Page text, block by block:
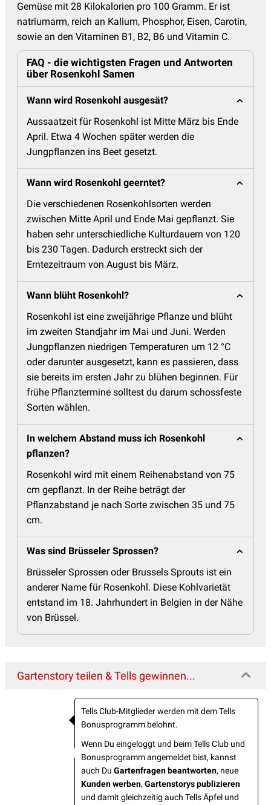
Gemüse mit 28 Kilokalorien pro 100 Gramm. Er ist
natriumarm, reich an Kalium, Phosphor, Eisen, Carotin,
sowie an den Vitaminen B1, B2, B6 und Vitamin C.
FAQ - die wichtigsten Fragen und Antworten
über Rosenkohl Samen
Wann wird Rosenkohl ausgesät?
Aussaatzeit für Rosenkohl ist Mitte März bis Ende
April. Etwa 4 Wochen später werden die
Jungpflanzen ins Beet gesetzt.
Wann wird Rosenkohl geerntet?
Die verschiedenen Rosenkohlsorten werden
zwischen Mitte April und Ende Mai gepflanzt. Sie
haben sehr unterschiedliche Kulturdauern von 120
bis 230 Tagen. Dadurch erstreckt sich der
Erntezeitraum von August bis März.
Wann blüht Rosenkohl?
Rosenkohl ist eine zweijährige Pflanze und blüht
im zweiten Standjahr im Mai und Juni. Werden
Jungpflanzen niedrigen Temperaturen um 12 °C
oder darunter ausgesetzt, kann es passieren, dass
sie bereits im ersten Jahr zu blühen beginnen. Für
frühe Pflanztermine solltest du darum schossfeste
Sorten wählen.
In welchem Abstand muss ich Rosenkohl
pflanzen?
Rosenkohl wird mit einem Reihenabstand von 75
cm gepflanzt. In der Reihe beträgt der
Pflanzabstand je nach Sorte zwischen 35 und 75
cm.
Was sind Brüsseler Sprossen?
Brüsseler Sprossen oder Brussels Sprouts ist ein
anderer Name für Rosenkohl. Diese Kohlvarietät
entstand im 18. Jahrhundert in Belgien in der Nähe
von Brüssel.
Gartenstory teilen & Tells gewinnen...
Tells Club-Mitglieder werden mit dem Tells
Bonusprogramm belohnt.
Wenn Du eingeloggt und beim Tells Club und
Bonusprogramm angemeldet bist, kannst
auch Du Gartenfragen beantworten, neue
Kunden werben, Gartenstorys publizieren
und damit gleichzeitig auch Tells Äpfel und